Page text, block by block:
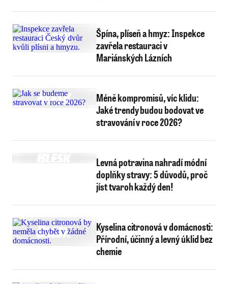
Špína, plíseň a hmyz: Inspekce
zavřela restauraci v
Mariánských Lázních
Méně kompromisů, víc klidu:
Jaké trendy budou bodovat ve
stravování v roce 2026?
Levná potravina nahradí módní
doplňky stravy: 5 důvodů, proč
jíst tvaroh každý den!
Kyselina citronová v domácnosti:
Přírodní, účinný a levný úklid bez
chemie